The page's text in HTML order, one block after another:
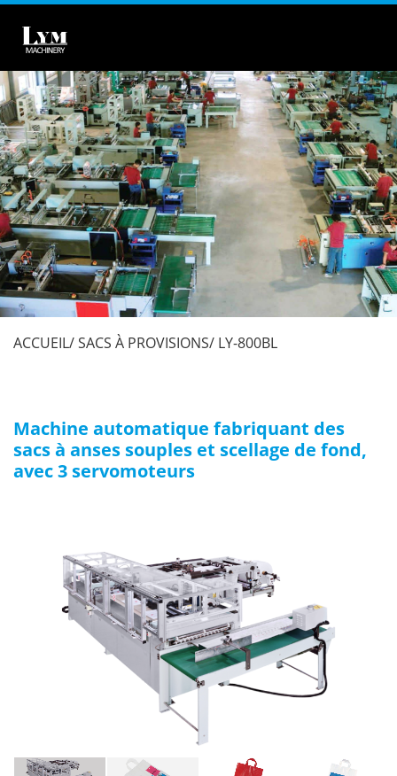
ACCUEIL SACS À PROVISIONS LY-800BL
Machine automatique fabriquant des
sacs à anses souples et scellage de fond,
avec 3 servomoteurs